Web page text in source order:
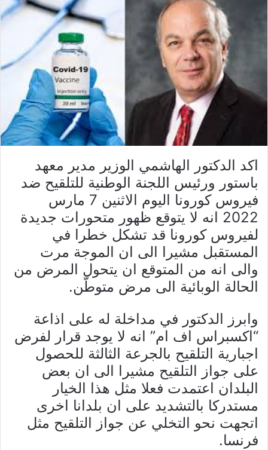
اكد الدكتور الهاشمي الوزير مدير معهد
باستور ورئيس اللجنة الوطنية للتلقيح ضد
فيروس كورونا اليوم الاثنين 7 مارس
2022 انه لا يتوقع ظهور متحورات جديدة
لفيروس كورونا قد تشكل خطرا في
المستقبل مشيرا الى ان الموجة مرت
والى انه من المتوقع ان يتحول المرض من
الحالة الوبائية الى مرض متوطّن.
وابرز الدكتور في مداخلة له على اذاعة
“اكسبراس اف ام” انه لا يوجد قرار لفرض
اجبارية التلقيح بالجرعة الثالثة للحصول
على جواز التلقيح مشيرا الى ان بعض
البلدان اعتمدت فعلا مثل هذا الخيار
مستدركا بالتشديد على ان بلدانا اخرى
اتجهت نحو التخلي عن جواز التلقيح مثل
فرنسا.